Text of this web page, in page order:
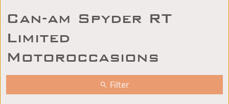
Can-am Spyder RT
Limited
Motoroccasions
Filter